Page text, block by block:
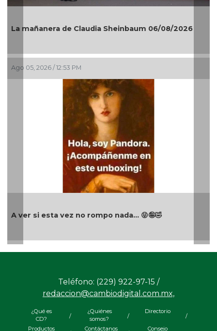
La mañanera de Claudia Sheinbaum 06/08/2026
Ago 05, 2026 / 12:53 PM
A ver si esta vez no rompo nada... 😝🤪🤣
Teléfono: (229) 922-97-15 /
redaccion@cambiodigital.com.mx,
¿Qué es
CD?
/
¿Quiénes
somos?
/
Directorio
/
Productos
Contáctanos Consejo